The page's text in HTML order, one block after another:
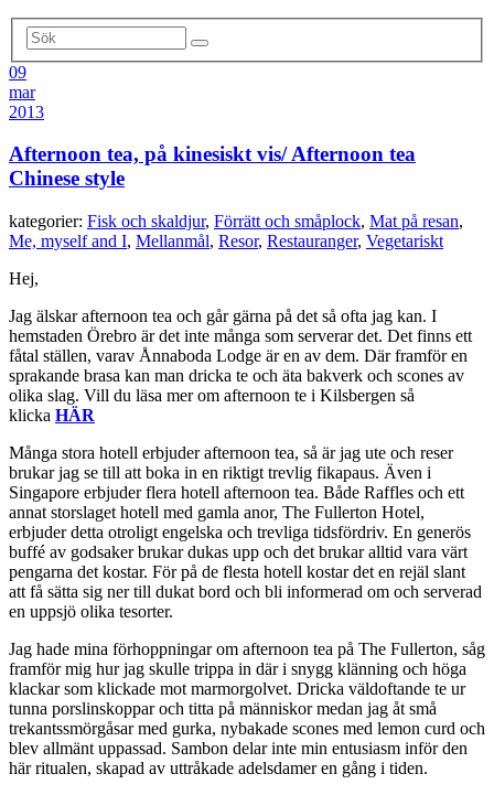
09
mar
2013
Afternoon tea, på kinesiskt vis/ Afternoon tea
Chinese style
kategorier: Fisk och skaldjur, Förrätt och småplock, Mat på resan,
Me, myself and I, Mellanmål, Resor, Restauranger, Vegetariskt
Hej,
Jag älskar afternoon tea och går gärna på det så ofta jag kan. I
hemstaden Örebro är det inte många som serverar det. Det finns ett
fåtal ställen, varav Ånnaboda Lodge är en av dem. Där framför en
sprakande brasa kan man dricka te och äta bakverk och scones av
olika slag. Vill du läsa mer om afternoon te i Kilsbergen så
klicka HÄR
Många stora hotell erbjuder afternoon tea, så är jag ute och reser
brukar jag se till att boka in en riktigt trevlig fikapaus. Även i
Singapore erbjuder flera hotell afternoon tea. Både Raffles och ett
annat storslaget hotell med gamla anor, The Fullerton Hotel,
erbjuder detta otroligt engelska och trevliga tidsfördriv. En generös
buffé av godsaker brukar dukas upp och det brukar alltid vara värt
pengarna det kostar. För på de flesta hotell kostar det en rejäl slant
att få sätta sig ner till dukat bord och bli informerad om och serverad
en uppsjö olika tesorter.
Jag hade mina förhoppningar om afternoon tea på The Fullerton, såg
framför mig hur jag skulle trippa in där i snygg klänning och höga
klackar som klickade mot marmorgolvet. Dricka väldoftande te ur
tunna porslinskoppar och titta på människor medan jag åt små
trekantssmörgåsar med gurka, nybakade scones med lemon curd och
blev allmänt uppassad. Sambon delar inte min entusiasm inför den
här ritualen, skapad av uttråkade adelsdamer en gång i tiden.